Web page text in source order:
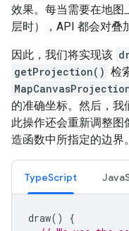
效果。每当需要在地图
层时），API 都会对叠
因此，我们将实现该
getProjection() 检
的准确坐标。然后，我
此操作还会重新调整
造函数中所指定的边界。
TypeScript
draw()
{